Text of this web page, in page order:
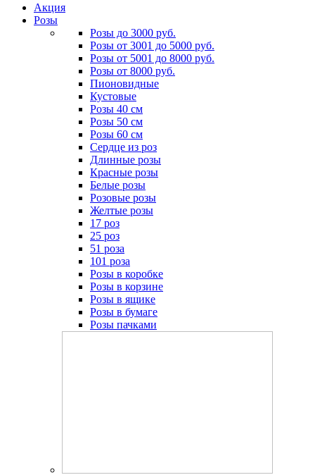
Акция
Розы
Розы до 3000 руб.
Розы от 3001 до 5000 руб.
Розы от 5001 до 8000 руб.
Розы от 8000 руб.
Пионовидные
Кустовые
Розы 40 см
Розы 50 см
Розы 60 см
Сердце из роз
Длинные розы
Красные розы
Белые розы
Розовые розы
Желтые розы
17 роз
25 роз
51 роза
101 роза
Розы в коробке
Розы в корзине
Розы в ящике
Розы в бумаге
Розы пачками